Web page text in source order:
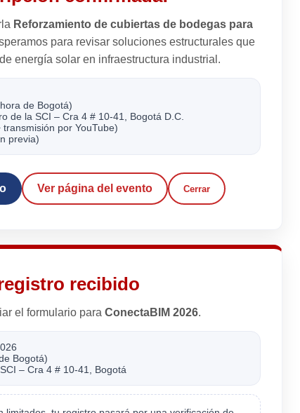
Reforzamiento de cubiertas de bodegas para
para revisar soluciones estructurales que
energía solar en infraestructura industrial.
de Bogotá)
de la SCI – Cra 4 # 10-41, Bogotá D.C.
por YouTube)
previa)
Ver página del evento Cerrar
recibido
el formulario para ConectaBIM 2026.
Bogotá)
– Cra 4 # 10-41, Bogotá